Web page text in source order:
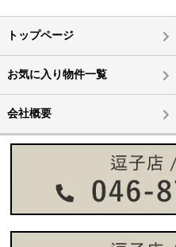
トップページ
お気に入り物件一覧
会社概要